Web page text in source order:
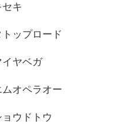
キ
ップロード
イヤベガ
ムオペラオー
ョウドトウ